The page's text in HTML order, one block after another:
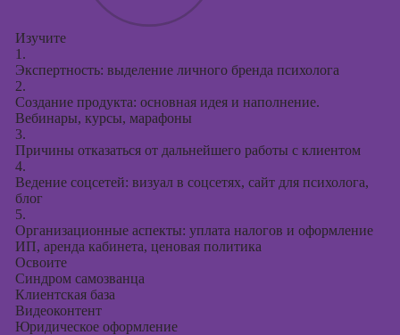
Изучите
1.
Экспертность: выделение личного бренда психолога
2.
Создание продукта: основная идея и наполнение.
Вебинары, курсы, марафоны
3.
Причины отказаться от дальнейшего работы с клиентом
4.
Ведение соцсетей: визуал в соцсетях, сайт для психолога,
блог
5.
Организационные аспекты: уплата налогов и оформление
ИП, аренда кабинета, ценовая политика
Освоите
Синдром самозванца
Клиентская база
Видеоконтент
Юридическое оформление